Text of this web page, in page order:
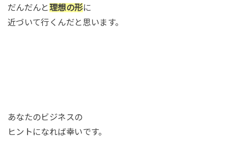
だんだんと理想の形に
近づいて行くんだと思います。
あなたのビジネスの
ヒントになれば幸いです。